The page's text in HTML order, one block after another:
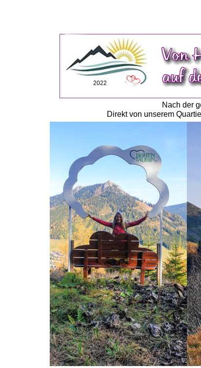
Nach der
Direkt von unserem
2022